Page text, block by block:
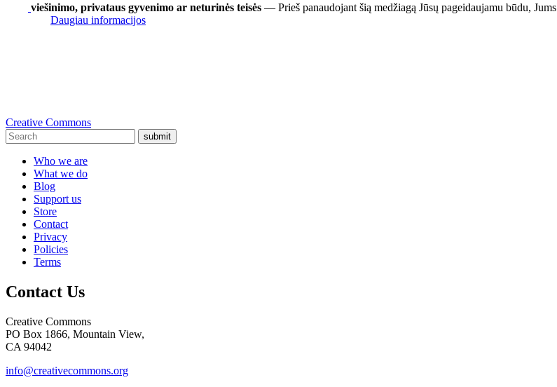
viešinimo, privataus gyvenimo ar neturinės teisės — Prieš panaudojant šią medžiagą Jūsų pageidaujamu būdu,
Daugiau informacijos
Creative Commons
submit
Who we are
What we do
Blog
Support us
Store
Contact
Privacy
Policies
Terms
Contact Us
Creative Commons
PO Box 1866, Mountain View,
CA 94042
info@creativecommons.org